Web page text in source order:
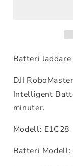
Batteri
DJI
Intelligent
minuter.
Modell: E1C28
Batteri